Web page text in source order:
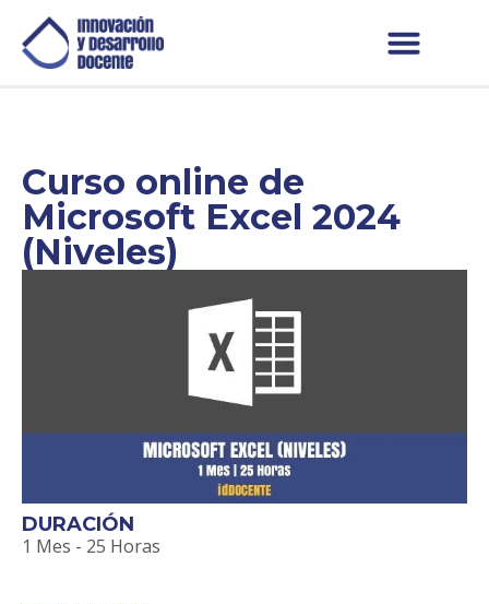
Curso online de
Microsoft Excel 2024
(Niveles)
DURACIÓN
1 Mes - 25 Horas